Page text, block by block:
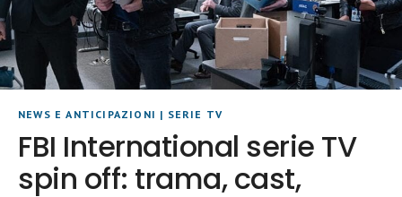
NEWS E ANTICIPAZIONI | SERIE TV
FBI International serie TV
spin off: trama, cast,